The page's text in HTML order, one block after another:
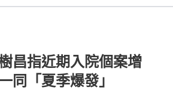
昌指近期入院個案增
「夏季爆發」